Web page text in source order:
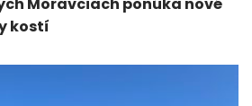
kostí